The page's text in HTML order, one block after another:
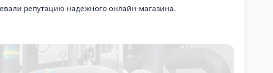
репутацию надежного онлайн-магазина.